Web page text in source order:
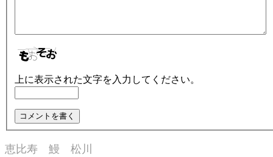
上に表示された文字を入力してください。
恵比寿 鰻 松川